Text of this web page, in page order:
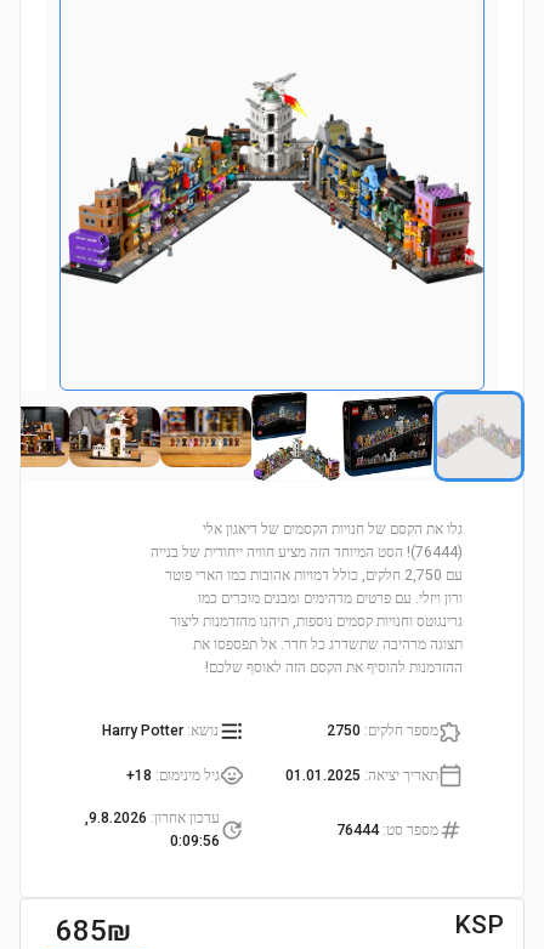
גלו את הקסם של חנויות הקסמים של דיאגון אלי
(76444)! הסט המיוחד הזה מציע חוויה ייחודית של בנייה
עם 2,750 חלקים, כולל דמויות אהובות כמו הארי פוטר
ורון ויזלי. עם פרטים מדהימים ומבנים מוכרים כמו
גרינגוטס וחנויות קסמים נוספות, תיהנו מהזדמנות ליצור
תצוגה מרהיבה שתשדרג כל חדר. אל תפספסו את
ההזדמנות להוסיף את הקסם הזה לאוסף שלכם!
מספר חלקים:
2750 נושא:
Harry Potter
תאריך יציאה:
01.01.2025 גיל מינימום:
18+
מספר סט:
76444
עדכון אחרון:
9.8.2026,
0:09:56
KSP
685₪